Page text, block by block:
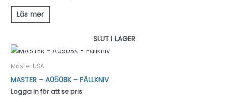
Läs mer
SLUT I LAGER
Master USA
MASTER – A050BK – FÄLLKNIV
Logga in för att se pris